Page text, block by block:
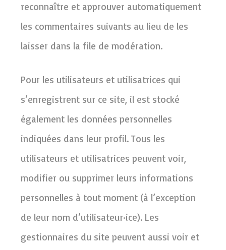
reconnaître et approuver automatiquement
les commentaires suivants au lieu de les
laisser dans la file de modération.
Pour les utilisateurs et utilisatrices qui
s’enregistrent sur ce site, il est stocké
également les données personnelles
indiquées dans leur profil. Tous les
utilisateurs et utilisatrices peuvent voir,
modifier ou supprimer leurs informations
personnelles à tout moment (à l’exception
de leur nom d’utilisateur·ice). Les
gestionnaires du site peuvent aussi voir et